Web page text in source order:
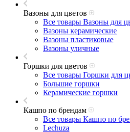
Вазоны для цветов
Все товары Вазоны для
Вазоны керамические
Вазоны пластиковые
Вазоны уличные
Горшки для цветов
Все товары Горшки для
Большие горшки
Керамические горшки
Кашпо по брендам
Все товары Кашпо по
Lechuza